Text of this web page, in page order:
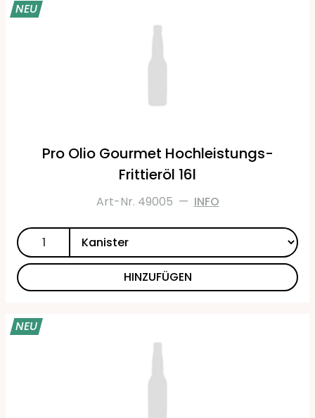
NEU
Pro Olio Gourmet Hochleistungs-
Frittieröl 16l
Art-Nr. 49005 — INFO
HINZUFÜGEN
NEU